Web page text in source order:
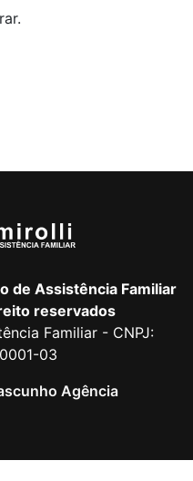
de Assistência Familiar
reservados
Familiar - CNPJ:
03
Agência